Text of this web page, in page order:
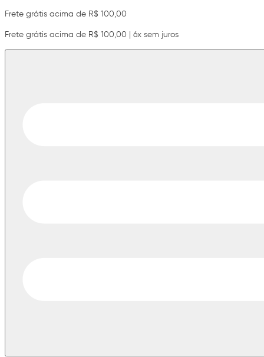
Frete grátis acima de R$ 100,00
Frete grátis acima de R$ 100,00 | 6x sem juros